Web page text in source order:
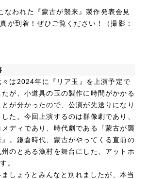
なわれた『蒙古が襲来』製作発表会見
が到着！ぜひご覧ください！（撮影：
々は2024年に『リア玉』を上演予定で
たが、小道具の玉の製作に時間がかかる
とが分かったので、公演が先送りになり
した。今回上演するのは群像劇であり、
メディであり、時代劇である『蒙古が襲
』。鎌倉時代、蒙古がやってくる直前の
州のとある漁村を舞台にした、アットホ
。
しょうとみんなと別れましたが、本当